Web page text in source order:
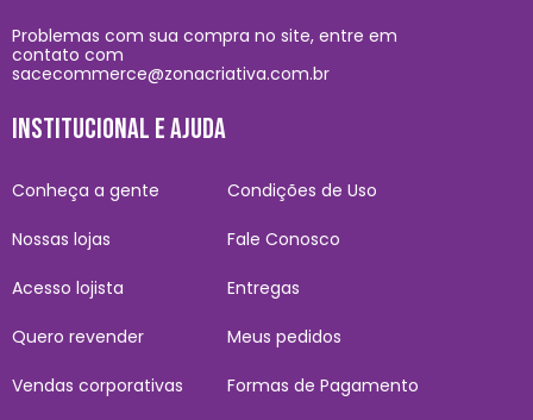
Problemas com sua compra no site, entre em
contato com
sacecommerce@zonacriativa.com.br
INSTITUCIONAL E AJUDA
Conheça a gente
Nossas lojas
Acesso lojista
Quero revender
Vendas corporativas
Condições de Uso
Fale Conosco
Entregas
Meus pedidos
Formas de Pagamento